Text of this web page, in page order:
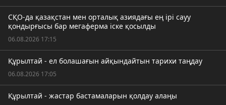
СҚО-да қазақстан мен орталық азиядағы ең ірі сауу
қондырғысы бар мегаферма іске қосылды
06.08.2026 17:15
Құрылтай - ел болашағын айқындайтын тарихи таңдау
06.08.2026 17:05
Құрылтай - жастар бастамаларын қолдау алаңы